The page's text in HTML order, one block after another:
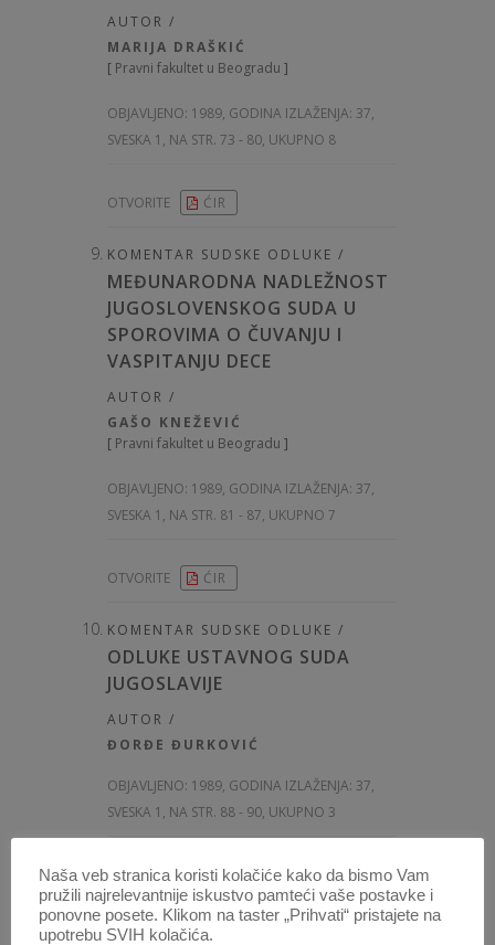
AUTOR /
MARIJA DRAŠKIĆ
[ Pravni fakultet u Beogradu ]
OBJAVLJENO: 1989, GODINA IZLAŽENJA: 37,
SVESKA 1, NA STR. 73 - 80, UKUPNO 8
OTVORITE ĆIR
KOMENTAR SUDSKE ODLUKE /
MEĐUNARODNA NADLEŽNOST
JUGOSLOVENSKOG SUDA U
SPOROVIMA O ČUVANJU I
VASPITANJU DECE
AUTOR /
GAŠO KNEŽEVIĆ
[ Pravni fakultet u Beogradu ]
OBJAVLJENO: 1989, GODINA IZLAŽENJA: 37,
SVESKA 1, NA STR. 81 - 87, UKUPNO 7
OTVORITE ĆIR
KOMENTAR SUDSKE ODLUKE /
ODLUKE USTAVNOG SUDA
JUGOSLAVIJE
AUTOR /
ĐORĐE ĐURKOVIĆ
OBJAVLJENO: 1989, GODINA IZLAŽENJA: 37,
SVESKA 1, NA STR. 88 - 90, UKUPNO 3
OTVORITE ĆIR
KOMENTAR SUDSKE ODLUKE /
Naša veb stranica koristi kolačiće kako da bismo Vam
pružili najrelevantnije iskustvo pamteći vaše postavke i
ponovne posete. Klikom na taster „Prihvati“ pristajete na
upotrebu SVIH kolačića.